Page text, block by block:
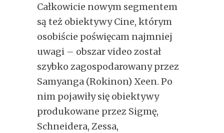
Całkowicie nowym segmentem
są też obiektywy Cine, którym
osobiście poświęcam najmniej
uwagi – obszar video został
szybko zagospodarowany przez
Samyanga (Rokinon) Xeen. Po
nim pojawiły się obiektywy
produkowane przez Sigmę,
Schneidera, Zessa,